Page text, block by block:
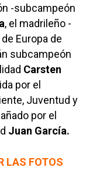
-subcampeón
, el madrileño -
Europa de
subcampeón
Carsten
por el
Juventud y
por el
Juan García.
LAS FOTOS